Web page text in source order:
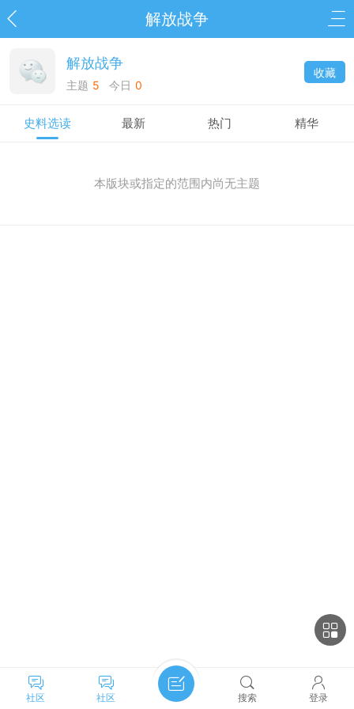
解放战争
解放战争
主题 5 今日 0
收藏
史料选读 最新 热门 精华
本版块或指定的范围内尚无主题
社区 社区 搜索 登录